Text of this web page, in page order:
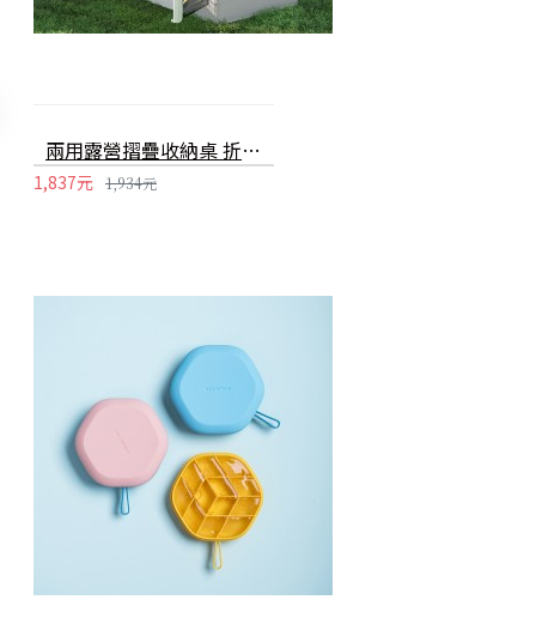
兩用露營摺疊收納桌 折疊箱 收納箱 儲物箱 小桌子 露營箱 露營桌
1,837元 1,934元